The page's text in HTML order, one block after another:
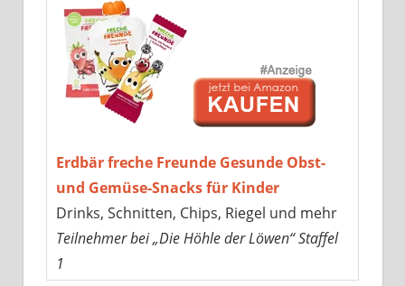
Erdbär freche Freunde Gesunde Obst-
und Gemüse-Snacks für Kinder
Drinks, Schnitten, Chips, Riegel und mehr
Teilnehmer bei „Die Höhle der Löwen“ Staffel
1